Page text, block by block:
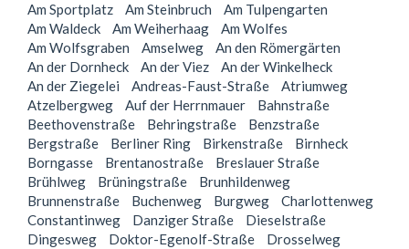
Am Sportplatz
Am Steinbruch
Am Tulpengarten
Am Waldeck
Am Weiherhaag
Am Wolfes
Am Wolfsgraben
Amselweg
An den Römergärten
An der Dornheck
An der Viez
An der Winkelheck
An der Ziegelei
Andreas-Faust-Straße
Atriumweg
Atzelbergweg
Auf der Herrnmauer
Bahnstraße
Beethovenstraße
Behringstraße
Benzstraße
Bergstraße
Berliner Ring Birkenstraße
Birnheck
Borngasse
Brentanostraße
Breslauer Straße
Brühlweg
Brüningstraße
Brunhildenweg
Brunnenstraße
Buchenweg Burgweg
Charlottenweg
Constantinweg
Danziger Straße
Dieselstraße
Dingesweg
Doktor-Egenolf-Straße
Drosselweg